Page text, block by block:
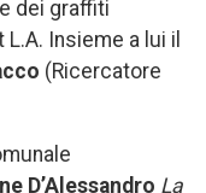
dei graffiti
Insieme a lui il
(Ricercatore
D’Alessandro La